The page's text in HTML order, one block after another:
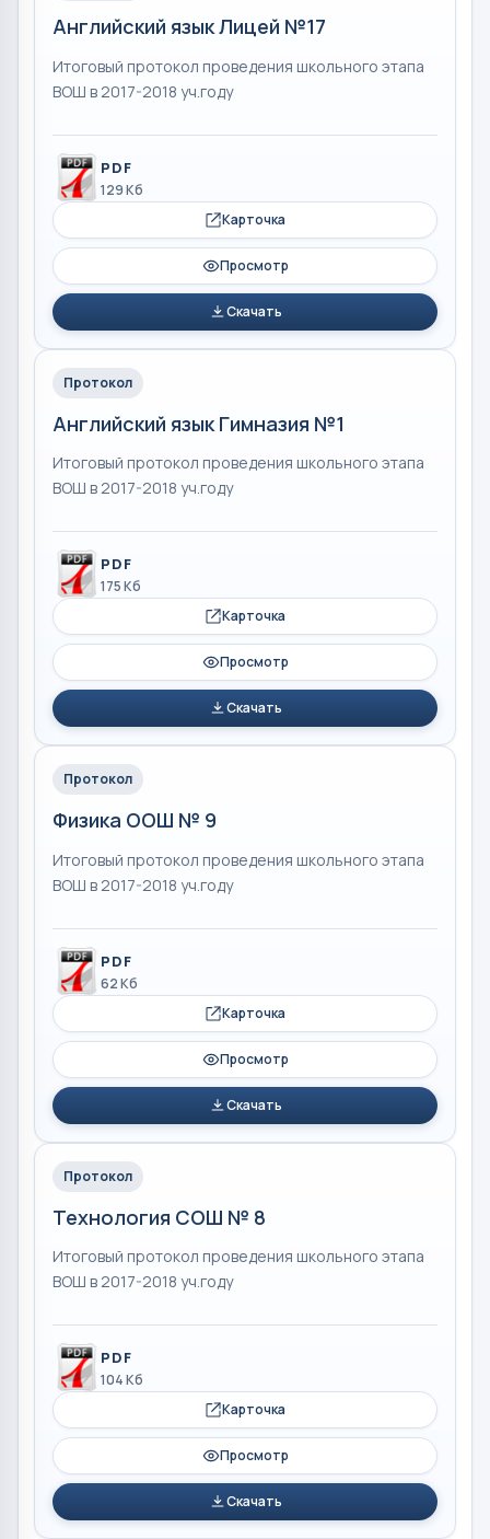
Английский язык Лицей №17
Итоговый протокол проведения школьного этапа
ВОШ в 2017-2018 уч.году
PDF
129 Кб
Карточка
Просмотр
Скачать
Протокол
Английский язык Гимназия №1
Итоговый протокол проведения школьного этапа
ВОШ в 2017-2018 уч.году
PDF
175 Кб
Карточка
Просмотр
Скачать
Протокол
Физика ООШ № 9
Итоговый протокол проведения школьного этапа
ВОШ в 2017-2018 уч.году
PDF
62 Кб
Карточка
Просмотр
Скачать
Протокол
Технология СОШ № 8
Итоговый протокол проведения школьного этапа
ВОШ в 2017-2018 уч.году
PDF
104 Кб
Карточка
Просмотр
Скачать